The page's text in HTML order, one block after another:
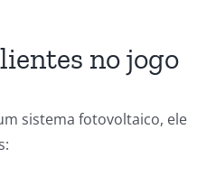
no jogo
sistema fotovoltaico, ele